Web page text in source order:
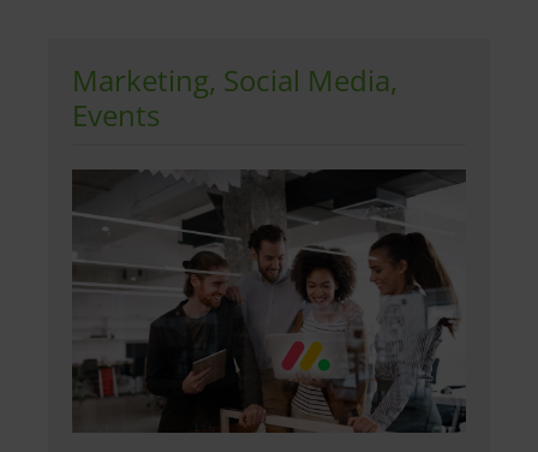
Marketing, Social Media,
Events